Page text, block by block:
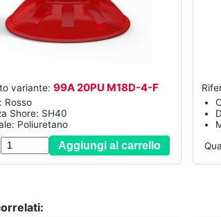
variante: 99A 20PU M18D-4-F
Rosso
Shore: SH40
Poliuretano
Aggiungi al carrello